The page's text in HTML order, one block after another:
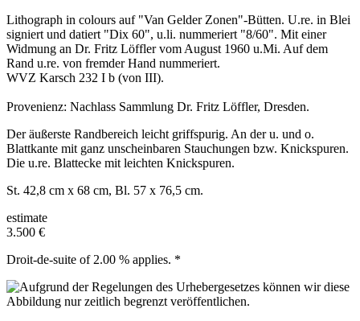
Lithograph in colours auf "Van Gelder Zonen"-Bütten. U.re. in Blei
signiert und datiert "Dix 60", u.li. nummeriert "8/60". Mit einer
Widmung an Dr. Fritz Löffler vom August 1960 u.Mi. Auf dem
Rand u.re. von fremder Hand nummeriert.
WVZ Karsch 232 I b (von III).
Provenienz: Nachlass Sammlung Dr. Fritz Löffler, Dresden.
Der äußerste Randbereich leicht griffspurig. An der u. und o.
Blattkante mit ganz unscheinbaren Stauchungen bzw. Knickspuren.
Die u.re. Blattecke mit leichten Knickspuren.
St. 42,8 cm x 68 cm, Bl. 57 x 76,5 cm.
estimate
3.500 €
Droit-de-suite of 2.00 % applies. *